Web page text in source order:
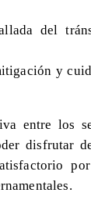
del
y
entre los
disfrutar